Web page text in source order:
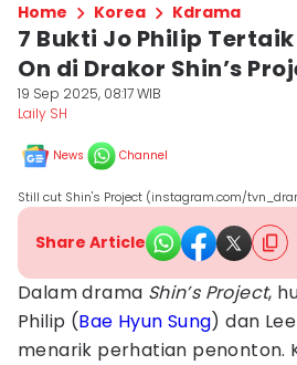
Home Korea Kdrama
7 Bukti Jo Philip
On di Drakor Shin’s
19 Sep 2025, 08:17 WIB
Laily SH
News Channel
Still cut Shin's Project (instagram.com/
Share Article
Dalam drama Shin’s Project,
Philip (Bae Hyun Sung) dan
menarik perhatian penonton.